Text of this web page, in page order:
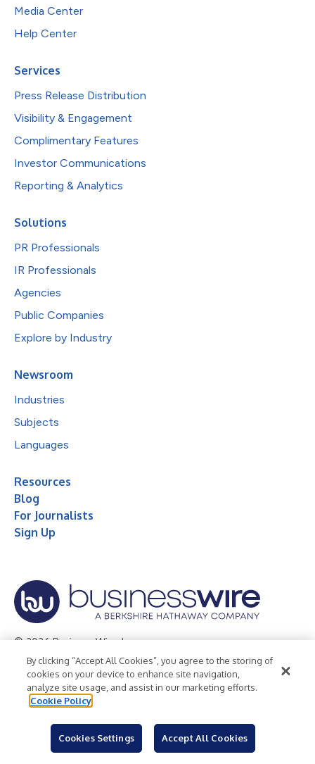
Media Center
Help Center
Services
Press Release Distribution
Visibility & Engagement
Complimentary Features
Investor Communications
Reporting & Analytics
Solutions
PR Professionals
IR Professionals
Agencies
Public Companies
Explore by Industry
Newsroom
Industries
Subjects
Languages
Resources
Blog
For Journalists
Sign Up
© 2026 Business Wire, Inc.
Privacy Policy Cookie Policy
Accessibility Statement
Terms of Use
Legal
By clicking “Accept All Cookies”, you agree to the storing of
cookies on your device to enhance site navigation,
analyze site usage, and assist in our marketing efforts.
Cookie Policy
Cookies Settings Accept All Cookies